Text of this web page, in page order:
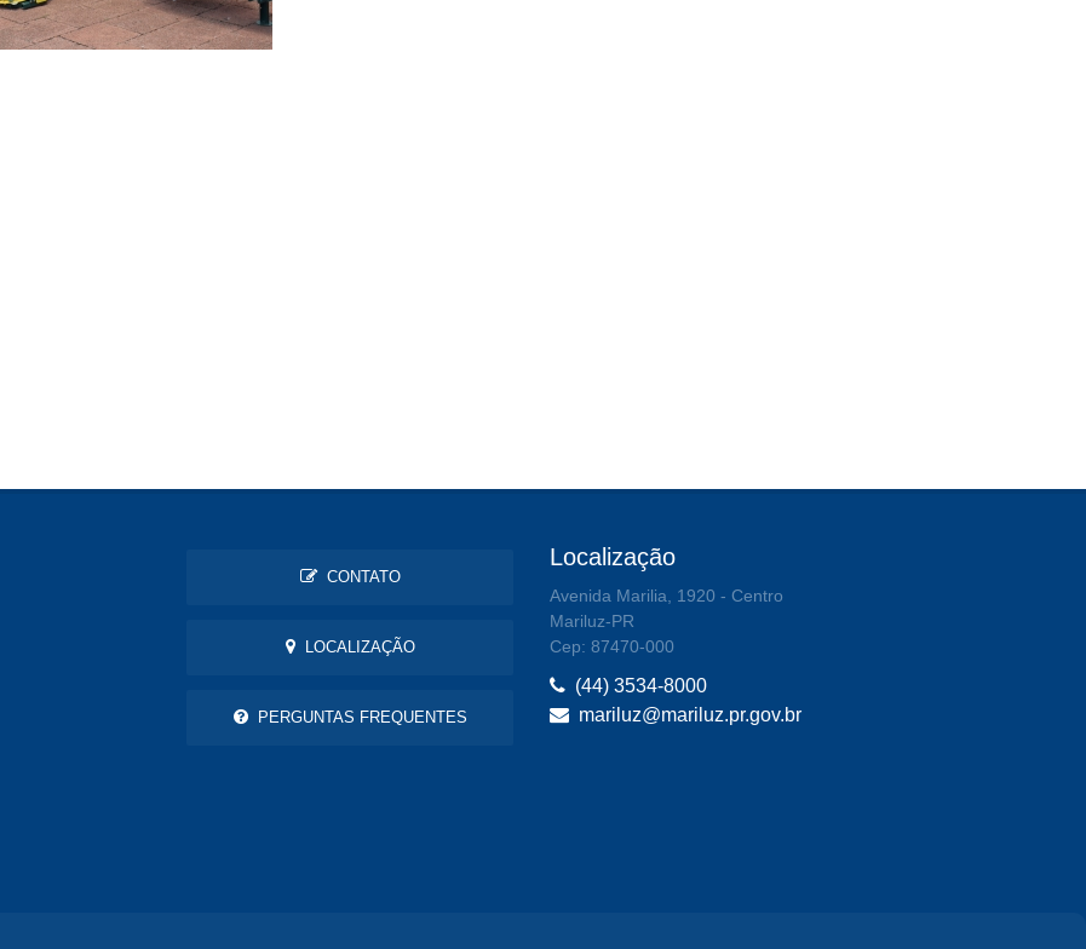
CONTATO
LOCALIZAÇÃO
PERGUNTAS FREQUENTES
Localização
Avenida Marilia, 1920 - Centro
Mariluz-PR
Cep: 87470-000
(44) 3534-8000
mariluz@mariluz.pr.gov.br